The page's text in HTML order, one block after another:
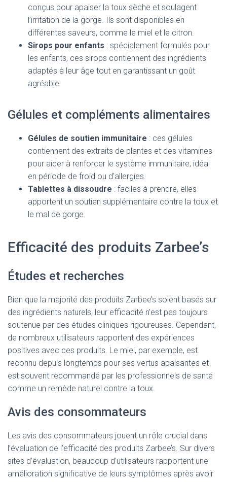
conçus pour apaiser la toux sèche et soulagent
l’irritation de la gorge. Ils sont disponibles en
différentes saveurs, comme le miel et le citron.
Sirops pour enfants : spécialement formulés pour
les enfants, ces sirops contiennent des ingrédients
adaptés à leur âge tout en garantissant un goût
agréable.
Gélules et compléments alimentaires
Gélules de soutien immunitaire : ces gélules
contiennent des extraits de plantes et des vitamines
pour aider à renforcer le système immunitaire, idéal
en période de froid ou d’allergies.
Tablettes à dissoudre : faciles à prendre, elles
apportent un soutien supplémentaire contre la toux et
le mal de gorge.
Efficacité des produits Zarbee’s
Études et recherches
Bien que la majorité des produits Zarbee’s soient basés sur
des ingrédients naturels, leur efficacité n’est pas toujours
soutenue par des études cliniques rigoureuses. Cependant,
de nombreux utilisateurs rapportent des expériences
positives avec ces produits. Le miel, par exemple, est
reconnu depuis longtemps pour ses vertus apaisantes et
est souvent recommandé par les professionnels de santé
comme un remède naturel contre la toux.
Avis des consommateurs
Les avis des consommateurs jouent un rôle crucial dans
l’évaluation de l’efficacité des produits Zarbee’s. Sur divers
sites d’évaluation, beaucoup d’utilisateurs rapportent une
amélioration significative de leurs symptômes après avoir